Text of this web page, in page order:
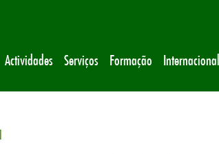
Actividades Serviços Formação Internacional